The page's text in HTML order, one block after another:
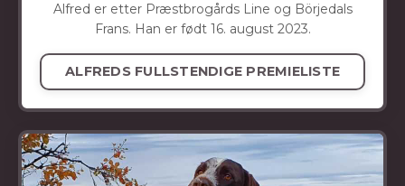
Alfred er etter Præstbrogårds Line og Börjedals
Frans. Han er født 16. august 2023.
ALFREDS FULLSTENDIGE PREMIELISTE